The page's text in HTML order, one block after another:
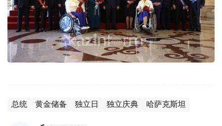
总统 黄金储备 独立日 独立庆典 哈萨克斯坦